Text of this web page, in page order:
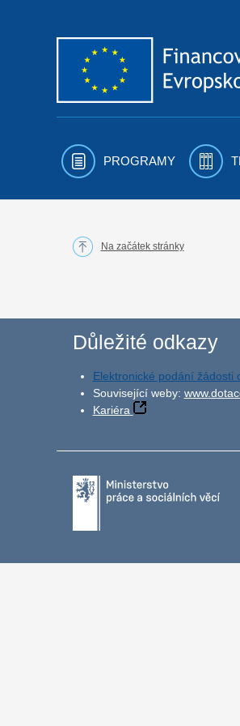
PROGRAMY
Na začátek stránky
Důležité odkazy
Elektronické podání žádosti
Související weby:
Kariéra